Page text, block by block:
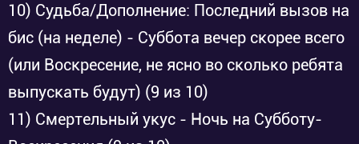
10) Судьба/Дополнение: Последний вызов на
бис (на неделе) - Суббота вечер скорее всего
(или Воскресение, не ясно во сколько ребята
выпускать будут) (9 из 10)
11) Смертельный укус - Ночь на Субботу-